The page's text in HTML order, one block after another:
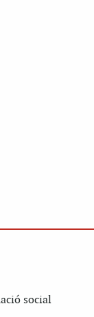
social